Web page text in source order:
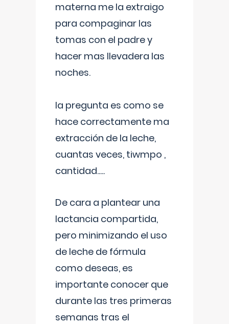
materna me la extraigo
para compaginar las
tomas con el padre y
hacer mas llevadera las
noches.
la pregunta es como se
hace correctamente ma
extracción de la leche,
cuantas veces, tiwmpo ,
cantidad.....
De cara a plantear una
lactancia compartida,
pero minimizando el uso
de leche de fórmula
como deseas, es
importante conocer que
durante las tres primeras
semanas tras el